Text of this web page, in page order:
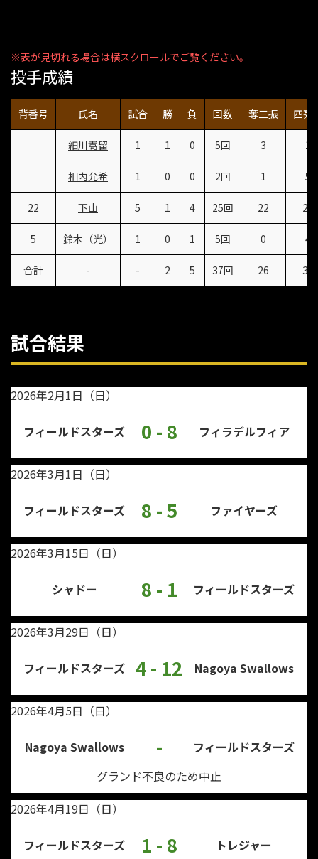
投手成績
背番号 氏名 試合 勝 負 回数 奪三振 四死
細川嵩留 1 1 0 5回 3 1
相内允希 1 0 0 2回 1 5
22 下山 5 1 4 25回 22 24
5 鈴木（光） 1 0 1 5回 0 4
合計 - - 2 5 37回 26 34
試合結果
2026年2月1日（日）
フィールドスターズ 0 - 8 フィラデルフィア
2026年3月1日（日）
フィールドスターズ 8 - 5 ファイヤーズ
2026年3月15日（日）
シャドー 8 - 1 フィールドスターズ
2026年3月29日（日）
フィールドスターズ 4 - 12 Nagoya Swallows
2026年4月5日（日）
Nagoya Swallows -
フィールドスターズ
グランド不良のため中止
2026年4月19日（日）
フィールドスターズ 1 - 8 トレジャー